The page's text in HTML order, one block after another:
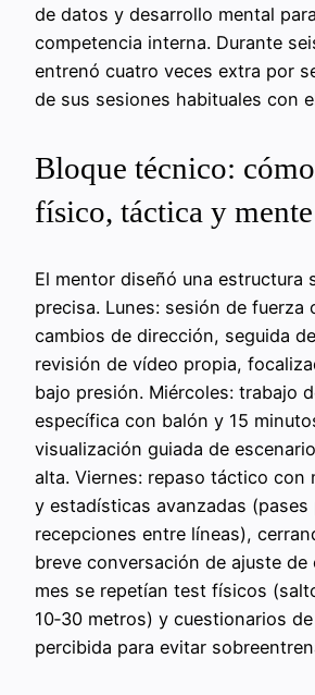
de datos y desarrollo mental
competencia interna. Durante
entrenó cuatro veces extra por
de sus sesiones habituales con
Bloque técnico:
físico, táctica y mente
El mentor diseñó una estructura
precisa. Lunes: sesión de fuerza
cambios de dirección, seguida
revisión de vídeo propia,
bajo presión. Miércoles: trabajo
específica con balón y 15
visualización guiada de
alta. Viernes: repaso táctico con
y estadísticas avanzadas
recepciones entre líneas),
breve conversación de ajuste de
mes se repetían test físicos
10‑30 metros) y cuestionarios
percibida para evitar